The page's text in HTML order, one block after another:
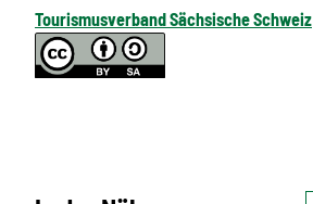
Tourismusverband Sächsische Schweiz